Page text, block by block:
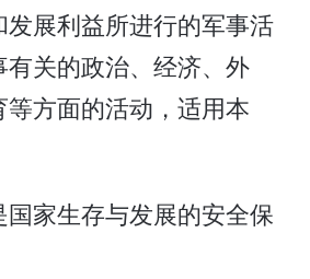
发展利益所进行的军事活
关的政治、经济、外
方面的活动，适用本
家生存与发展的安全保